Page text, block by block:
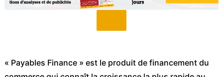
« Payables Finance » est le produit de financement du